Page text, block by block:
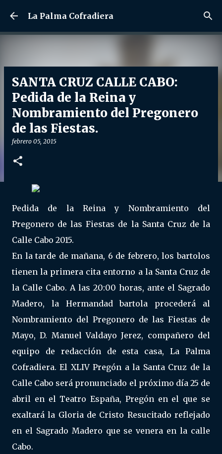
Ir al contenido principal
La Palma Cofradiera
SANTA CRUZ CALLE CABO:
Pedida de la Reina y
Nombramiento del Pregonero
de las Fiestas.
febrero 05, 2015
Pedida de la Reina y Nombramiento del
Pregonero de las Fiestas de la Santa Cruz de la
Calle Cabo 2015.
En la tarde de mañana, 6 de febrero, los bartolos
tienen la primera cita entorno a la Santa Cruz de
la Calle Cabo. A las 20:00 horas, ante el Sagrado
Madero, la Hermandad bartola procederá al
Nombramiento del Pregonero de las Fiestas de
Mayo, D. Manuel Valdayo Jerez, compañero del
equipo de redacción de esta casa, La Palma
Cofradiera. El XLIV Pregón a la Santa Cruz de la
Calle Cabo será pronunciado el próximo día 25 de
abril en el Teatro España, Pregón en el que se
exaltará la Gloria de Cristo Resucitado reflejado
en el Sagrado Madero que se venera en la calle
Cabo.